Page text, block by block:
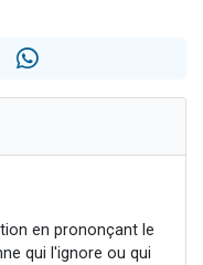
en groupe sur Zoom
dans Torah-Box Music
2 personnes viennent de nous rejoindre sur WhatsApp
en prononçant le
qui l'ignore ou qui